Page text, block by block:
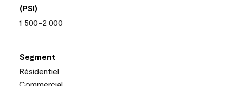
(PSI)
1 500-2 000
Segment
Résidentiel
Commercial